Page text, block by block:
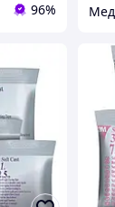
96%